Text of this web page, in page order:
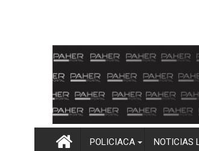
POLICIACA NOTICIAS